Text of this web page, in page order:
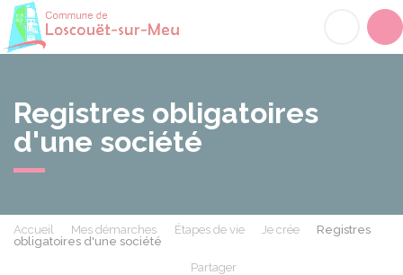
Registres obligatoires
d'une société
Accueil Mes démarches Étapes de vie Je crée
Registres
obligatoires d'une société
Partager